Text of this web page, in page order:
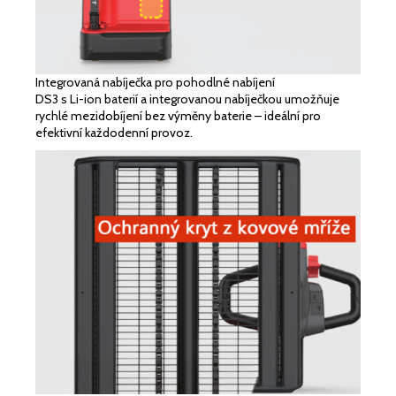
Integrovaná nabíječka pro pohodlné nabíjení
DS3 s Li-ion baterií a integrovanou nabíječkou umožňuje
rychlé mezidobíjení bez výměny baterie – ideální pro
efektivní každodenní provoz.